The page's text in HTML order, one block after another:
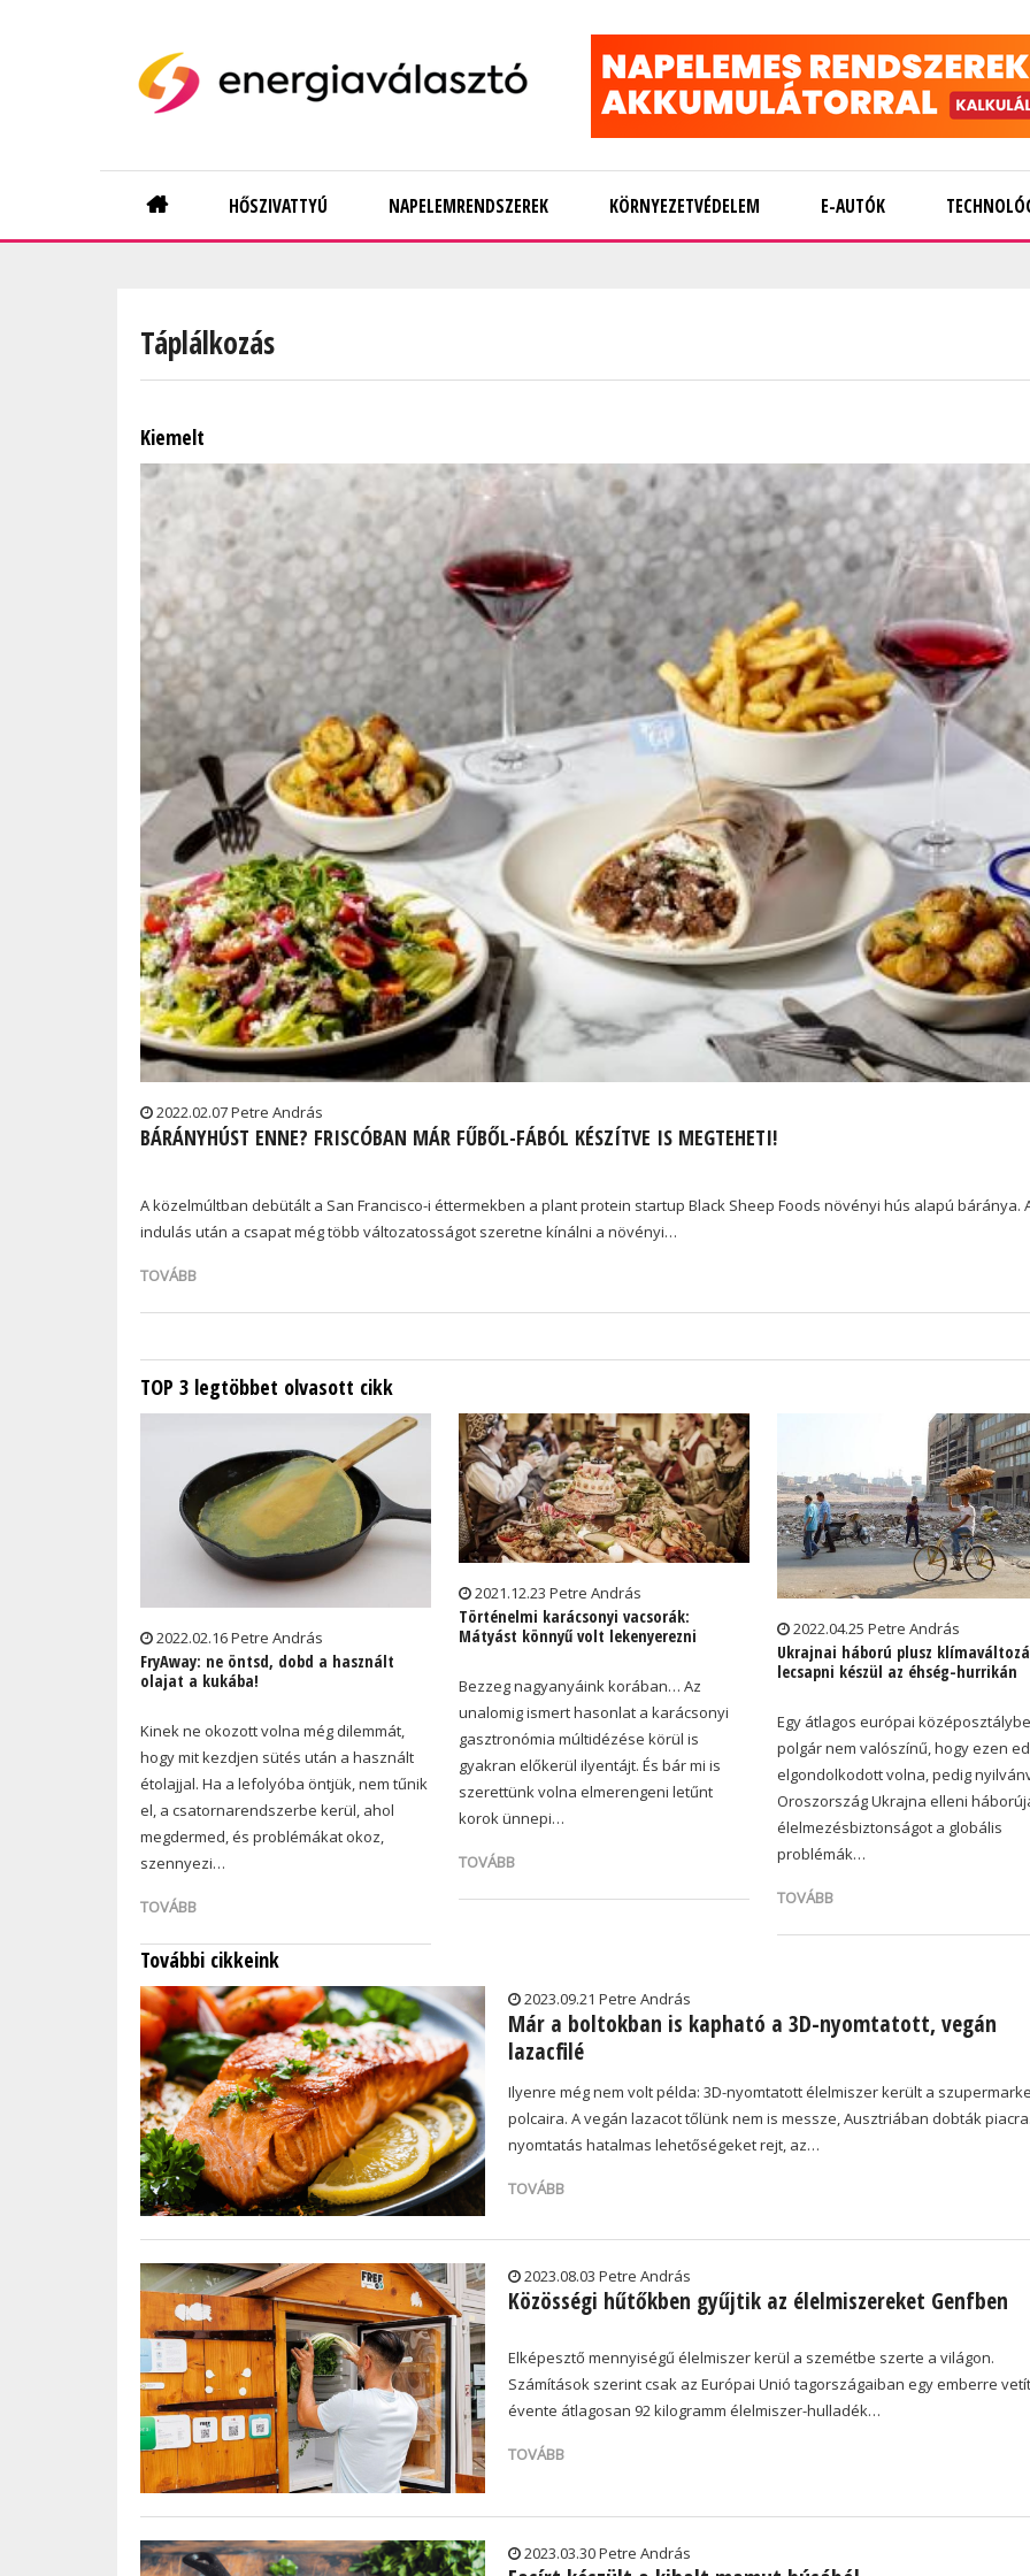
Main
navigation
HŐSZIVATTYÚ NAPELEMRENDSZEREK KÖRNYEZETVÉDELEM E-AUTÓK
Táplálkozás
Kiemelt
2022.02.07 Petre András
BÁRÁNYHÚST ENNE? FRISCÓBAN MÁR FŰBŐL-FÁBÓL KÉSZÍTVE IS MEGTEHETI!
A közelmúltban debütált a San Francisco-i éttermekben a plant protein startup Black Sheep Foods növényi hús alapú báránya.
indulás után a csapat még több változatosságot szeretne kínálni a növényi…
TOVÁBB
TOP 3 legtöbbet olvasott cikk
2022.02.16 Petre András
FryAway: ne öntsd, dobd a használt
olajat a kukába!
Kinek ne okozott volna még dilemmát,
hogy mit kezdjen sütés után a használt
étolajjal. Ha a lefolyóba öntjük, nem tűnik
el, a csatornarendszerbe kerül, ahol
megdermed, és problémákat okoz,
szennyezi…
TOVÁBB
2021.12.23 Petre András
Történelmi karácsonyi vacsorák:
Mátyást könnyű volt lekenyerezni
Bezzeg nagyanyáink korában… Az
unalomig ismert hasonlat a karácsonyi
gasztronómia múltidézése körül is
gyakran előkerül ilyentájt. És bár mi is
szerettünk volna elmerengeni letűnt
korok ünnepi…
TOVÁBB
2022.04.25 Petre András
Ukrajnai háború plusz
lecsapni készül az éhség-hurrikán
Egy átlagos európai
polgár nem valószínű, hogy ezen
elgondolkodott volna, pedig
Oroszország Ukrajna elleni
élelmezésbiztonságot a globális
problémák…
TOVÁBB
További cikkeink
2023.09.21 Petre András
Már a boltokban is kapható a 3D-nyomtatott, vegán
lazacfilé
Ilyenre még nem volt példa: 3D-nyomtatott élelmiszer került a
polcaira. A vegán lazacot tőlünk nem is messze, Ausztriában dobták
nyomtatás hatalmas lehetőségeket rejt, az…
TOVÁBB
2023.08.03 Petre András
Közösségi hűtőkben gyűjtik az élelmiszereket Genfben
Elképesztő mennyiségű élelmiszer kerül a szemétbe szerte a világon.
Számítások szerint csak az Európai Unió tagországaiban egy emberre
évente átlagosan 92 kilogramm élelmiszer-hulladék…
TOVÁBB
2023.03.30 Petre András